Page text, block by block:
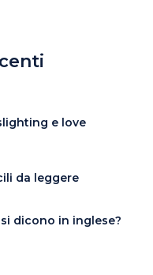
e love
da leggere
dicono in inglese?